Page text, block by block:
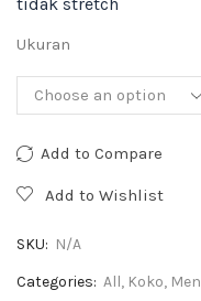
tidak stretch
Ukuran
Add to Compare
Add to Wishlist
SKU: N/A
Categories: All, Koko, Men